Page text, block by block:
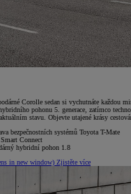
Corolle sedan si vychutnáte každou
pohonu 5. generace, zatímco
stavu. Objevte utajené krásy
bezpečnostních systémů Toyota T-Mate
Connect
hybridní pohon 1.8
in new window) Zjistěte více